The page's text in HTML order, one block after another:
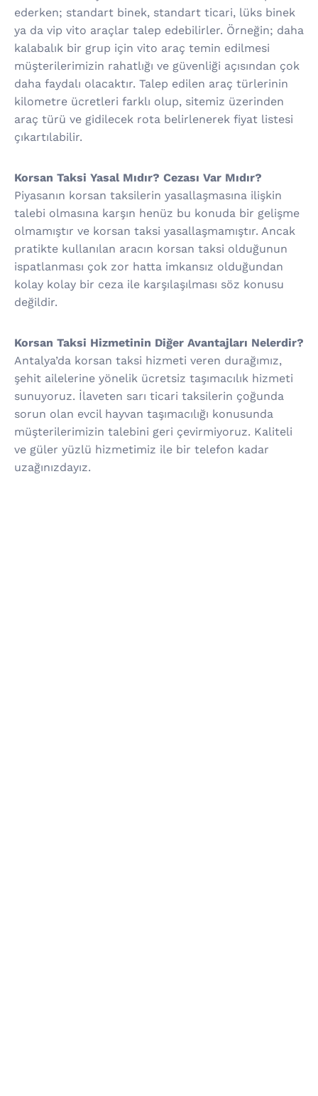
ederken; standart binek, standart ticari, lüks binek
ya da vip vito araçlar talep edebilirler. Örneğin; daha
kalabalık bir grup için vito araç temin edilmesi
müşterilerimizin rahatlığı ve güvenliği açısından çok
daha faydalı olacaktır. Talep edilen araç türlerinin
kilometre ücretleri farklı olup, sitemiz üzerinden
araç türü ve gidilecek rota belirlenerek fiyat listesi
çıkartılabilir.
Korsan Taksi Yasal Mıdır? Cezası Var Mıdır?
Piyasanın korsan taksilerin yasallaşmasına ilişkin
talebi olmasına karşın henüz bu konuda bir gelişme
olmamıştır ve korsan taksi yasallaşmamıştır. Ancak
pratikte kullanılan aracın korsan taksi olduğunun
ispatlanması çok zor hatta imkansız olduğundan
kolay kolay bir ceza ile karşılaşılması söz konusu
değildir.
Korsan Taksi Hizmetinin Diğer Avantajları Nelerdir?
Antalya’da korsan taksi hizmeti veren durağımız,
şehit ailelerine yönelik ücretsiz taşımacılık hizmeti
sunuyoruz. İlaveten sarı ticari taksilerin çoğunda
sorun olan evcil hayvan taşımacılığı konusunda
müşterilerimizin talebini geri çevirmiyoruz. Kaliteli
ve güler yüzlü hizmetimiz ile bir telefon kadar
uzağınızdayız.